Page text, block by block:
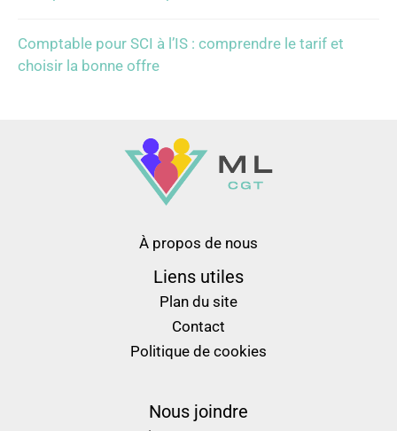
Comptable pour SCI à l’IS : comprendre le tarif et
choisir la bonne offre
À propos de nous
Liens utiles
Plan du site
Contact
Politique de cookies
Nous joindre